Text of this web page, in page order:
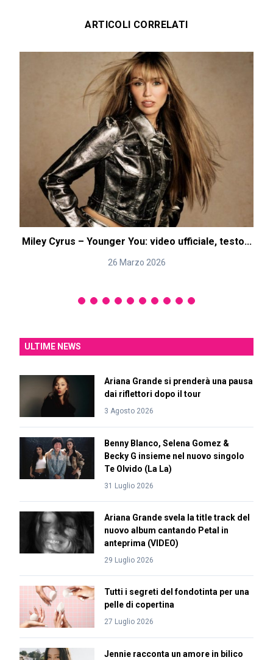
ARTICOLI CORRELATI
Miley Cyrus – Younger You: video ufficiale, testo...
26 Marzo 2026
ULTIME NEWS
Ariana Grande si prenderà una pausa
dai riflettori dopo il tour
3 Agosto 2026
Benny Blanco, Selena Gomez &
Becky G insieme nel nuovo singolo
Te Olvido (La La)
31 Luglio 2026
Ariana Grande svela la title track del
nuovo album cantando Petal in
anteprima (VIDEO)
29 Luglio 2026
Tutti i segreti del fondotinta per una
pelle di copertina
27 Luglio 2026
Jennie racconta un amore in bilico